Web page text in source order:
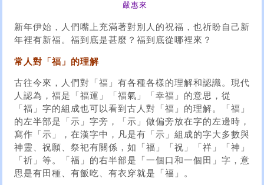
嚴惠來
新年伊始，人們嘴上充滿著對別人的祝福，也祈盼自己新
年裡有新福。福到底是甚麼？福到底從哪裡來？
常人對「福」的理解
古往今來，人們對「福」有各種各樣的理解和認識。現代
人認為，福是「福運」「福氣」「幸福」的意思，從
「福」字的組成也可以看到古人對「福」的理解。「福」
的左半部是「示」字旁，「示」做偏旁放在字的左邊時，
寫作「示」，在漢字中，凡是有「示」組成的字大多數與
神靈、祝願、祭祀有關係，如「福」「祝」「祥」「神」
「祈」等。「福」的右半部是「一個口和一個田」字，意
思是有田種、有飯吃、有衣穿就是「福」。